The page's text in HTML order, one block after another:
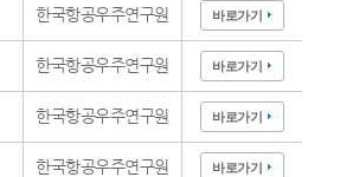
한국항공우주연구원 바로가기
한국항공우주연구원 바로가기
한국항공우주연구원 바로가기
한국항공우주연구원 바로가기